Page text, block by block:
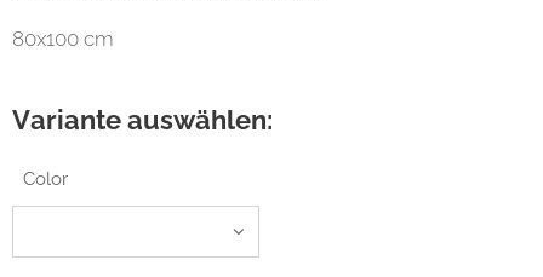
80x100 cm
Variante auswählen:
Color